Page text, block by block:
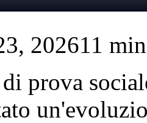
202611
prova